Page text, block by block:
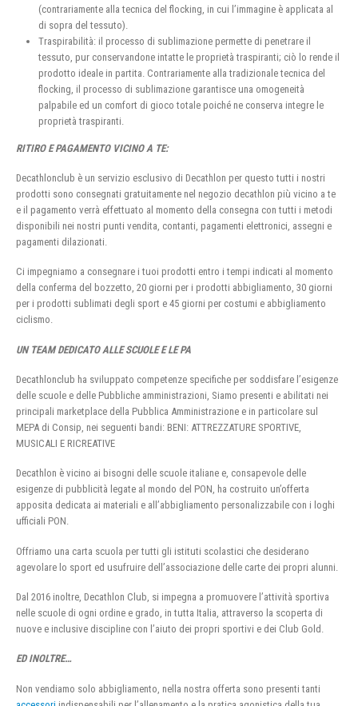
(contrariamente alla tecnica del flocking, in cui l’immagine è applicata al
di sopra del tessuto).
Traspirabilità: il processo di sublimazione permette di penetrare il
tessuto, pur conservandone intatte le proprietà traspiranti; ciò lo rende il
prodotto ideale in partita. Contrariamente alla tradizionale tecnica del
flocking, il processo di sublimazione garantisce una omogeneità
palpabile ed un comfort di gioco totale poiché ne conserva integre le
proprietà traspiranti.
RITIRO E PAGAMENTO VICINO A TE:
Decathlonclub è un servizio esclusivo di Decathlon per questo tutti i nostri
prodotti sono consegnati gratuitamente nel negozio decathlon più vicino a te
e il pagamento verrà effettuato al momento della consegna con tutti i metodi
disponibili nei nostri punti vendita, contanti, pagamenti elettronici, assegni e
pagamenti dilazionati.
Ci impegniamo a consegnare i tuoi prodotti entro i tempi indicati al momento
della conferma del bozzetto, 20 giorni per i prodotti abbigliamento, 30 giorni
per i prodotti sublimati degli sport e 45 giorni per costumi e abbigliamento
ciclismo.
UN TEAM DEDICATO ALLE SCUOLE E LE PA
Decathlonclub ha sviluppato competenze specifiche per soddisfare l’esigenze
delle scuole e delle Pubbliche amministrazioni, Siamo presenti e abilitati nei
principali marketplace della Pubblica Amministrazione e in particolare sul
MEPA di Consip, nei seguenti bandi: BENI: ATTREZZATURE SPORTIVE,
MUSICALI E RICREATIVE
Decathlon è vicino ai bisogni delle scuole italiane e, consapevole delle
esigenze di pubblicità legate al mondo del PON, ha costruito un’offerta
apposita dedicata ai materiali e all’abbigliamento personalizzabile con i loghi
ufficiali PON.
Offriamo una carta scuola per tutti gli istituti scolastici che desiderano
agevolare lo sport ed usufruire dell’associazione delle carte dei propri alunni.
Dal 2016 inoltre, Decathlon Club, si impegna a promuovere l’attività sportiva
nelle scuole di ogni ordine e grado, in tutta Italia, attraverso la scoperta di
nuove e inclusive discipline con l’aiuto dei propri sportivi e dei Club Gold.
ED INOLTRE…
Non vendiamo solo abbigliamento, nella nostra offerta sono presenti tanti